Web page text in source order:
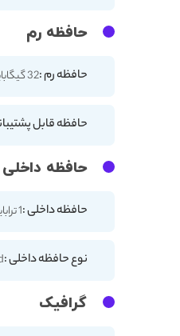
حافظه رم
حافظه رم :32 گیگابایت - 16 گیگابایت
حافظه قابل
حافظه داخلی
حافظه داخلی :1 ترابایت - 512 گیگابایت
نوع حافظه داخلی :
گرافیک